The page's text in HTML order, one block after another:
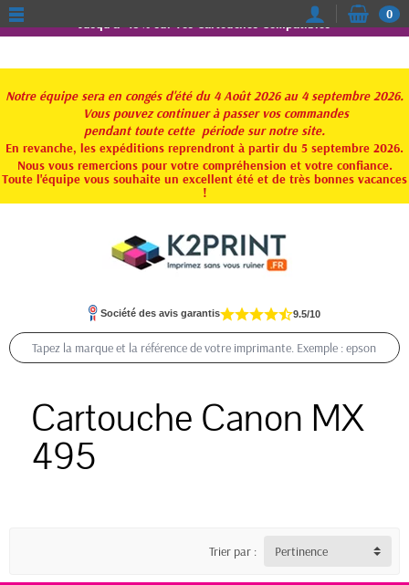
Jusqu'à -15% sur vos Cartouches Compatibles
Notre équipe sera en congés d'été du 4 Août 2026 au 4 septembre 2026.
Vous pouvez continuer à passer vos commandes
pendant toute cette période sur notre site.
En revanche, les expéditions reprendront à partir du 5 septembre 2026.
Nous vous remercions pour votre compréhension et votre confiance.
Toute l'équipe vous souhaite un excellent été et de très bonnes vacances
!
0
Société des avis garantis 9.5/10
Cartouche Canon MX
495
Trier par : Pertinence